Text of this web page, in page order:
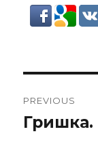
PREVIOUS
Previous
Гришка.